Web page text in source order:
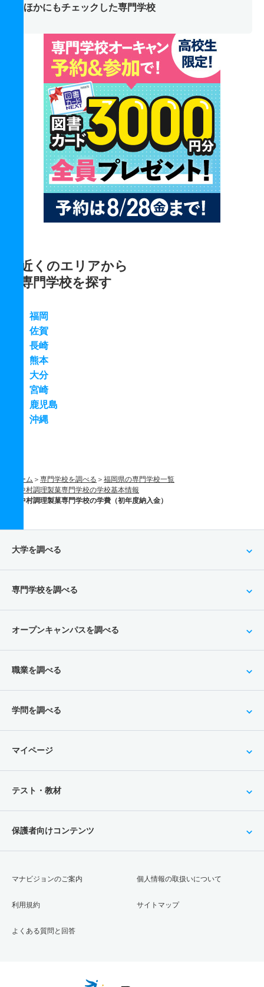
ほかにもチェックした専門学校
近くのエリアから
専門学校を探す
福岡
佐賀
長崎
熊本
大分
宮崎
鹿児島
沖縄
ホーム 専門学校を調べる
福岡県の専門学校一覧
中村調理製菓専門学校の学校基本情報
中村調理製菓専門学校の学費（初年度納入金）
大学を調べる
専門学校を調べる
オープンキャンパスを調べる
職業を調べる
学問を調べる
マイページ
テスト・教材
保護者向けコンテンツ
マナビジョンのご案内
利用規約
よくある質問と回答
個人情報の取扱いについて
サイトマップ